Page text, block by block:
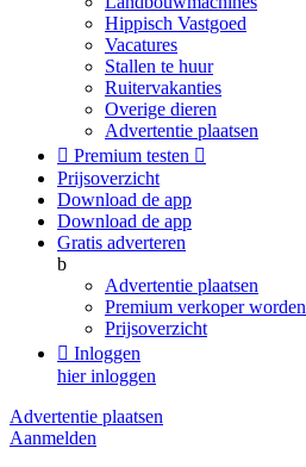
Hippisch Vastgoed
Vacatures
Stallen te huur
Ruitervakanties
Overige dieren
Advertentie plaatsen
 Premium testen 
Prijsoverzicht
Download de app
Download de app
Gratis adverteren
b
Advertentie plaatsen
Premium verkoper worden
Prijsoverzicht
 Inloggen
hier inloggen
Advertentie plaatsen
Aanmelden